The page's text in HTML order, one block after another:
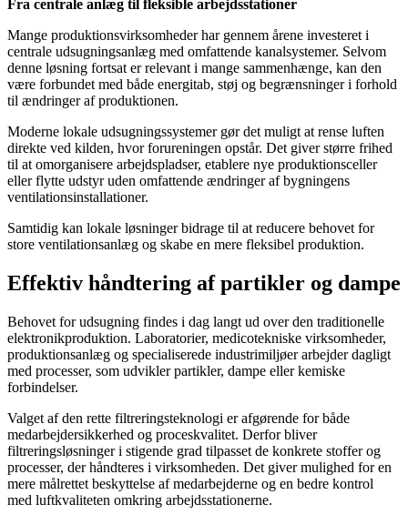
Fra centrale anlæg til fleksible arbejdsstationer
Mange produktionsvirksomheder har gennem årene investeret i
centrale udsugningsanlæg med omfattende kanalsystemer. Selvom
denne løsning fortsat er relevant i mange sammenhænge, kan den
være forbundet med både energitab, støj og begrænsninger i forhold
til ændringer af produktionen.
Moderne lokale udsugningssystemer gør det muligt at rense luften
direkte ved kilden, hvor forureningen opstår. Det giver større frihed
til at omorganisere arbejdspladser, etablere nye produktionsceller
eller flytte udstyr uden omfattende ændringer af bygningens
ventilationsinstallationer.
Samtidig kan lokale løsninger bidrage til at reducere behovet for
store ventilationsanlæg og skabe en mere fleksibel produktion.
Effektiv håndtering af partikler og dampe
Behovet for udsugning findes i dag langt ud over den traditionelle
elektronikproduktion. Laboratorier, medicotekniske virksomheder,
produktionsanlæg og specialiserede industrimiljøer arbejder dagligt
med processer, som udvikler partikler, dampe eller kemiske
forbindelser.
Valget af den rette filtreringsteknologi er afgørende for både
medarbejdersikkerhed og proceskvalitet. Derfor bliver
filtreringsløsninger i stigende grad tilpasset de konkrete stoffer og
processer, der håndteres i virksomheden. Det giver mulighed for en
mere målrettet beskyttelse af medarbejderne og en bedre kontrol
med luftkvaliteten omkring arbejdsstationerne.